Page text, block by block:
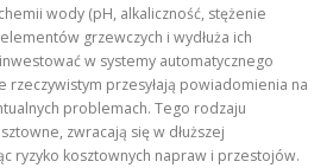
wody (pH, alkaliczność, stężenie
grzewczych i wydłuża ich
w systemy automatycznego
rzeczywistym przesyłają powiadomienia na
problemach. Tego rodzaju
zwracają się w dłuższej
ryzyko kosztownych napraw i przestojów.